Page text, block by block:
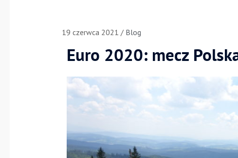
19 czerwca 2021 / Blog
Euro 2020: mecz